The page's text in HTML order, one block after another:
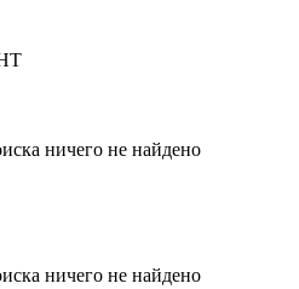
ничего не найдено
ничего не найдено